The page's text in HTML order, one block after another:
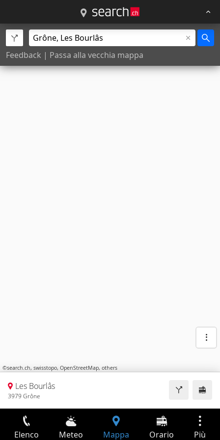
Feedback | Passa alla vecchia mappa
©search.ch, swisstopo, OpenStreetMap, others
Les Bourlâs
3979 Grône
Elenco Meteo Mappa Orario Più